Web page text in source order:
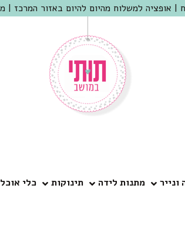
ונייר מתנות לידה תינוקות כלי אוכל